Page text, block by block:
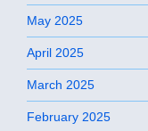
May 2025
April 2025
March 2025
February 2025